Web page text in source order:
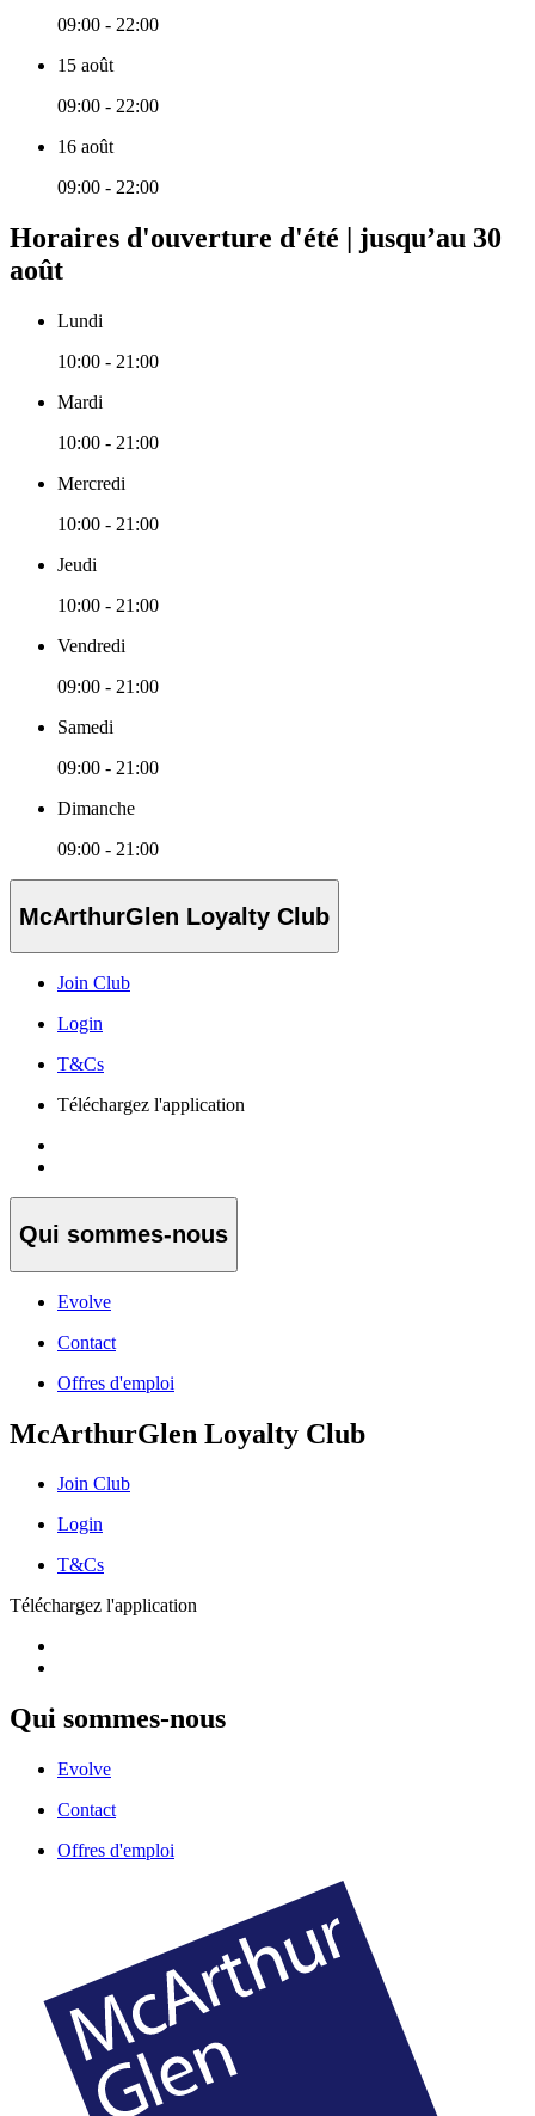
09:00 - 22:00
15 août
09:00 - 22:00
16 août
09:00 - 22:00
Horaires d'ouverture d'été | jusqu’au 30
août
Lundi
10:00 - 21:00
Mardi
10:00 - 21:00
Mercredi
10:00 - 21:00
Jeudi
10:00 - 21:00
Vendredi
09:00 - 21:00
Samedi
09:00 - 21:00
Dimanche
09:00 - 21:00
McArthurGlen Loyalty Club
Join Club
Login
T&Cs
Téléchargez l'application
Qui sommes-nous
Evolve
Contact
Offres d'emploi
McArthurGlen Loyalty Club
Join Club
Login
T&Cs
Téléchargez l'application
Qui sommes-nous
Evolve
Contact
Offres d'emploi